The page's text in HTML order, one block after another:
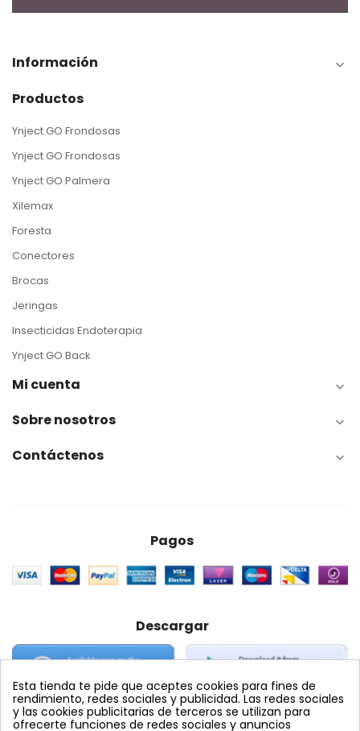
Información 
Productos
Ynject GO Frondosas
Ynject GO Frondosas
Ynject GO Palmera
Xilemax
Foresta
Conectores
Brocas
Jeringas
Insecticidas Endoterapia
Ynject GO Back
Mi cuenta 
Sobre nosotros 
Contáctenos 
Pagos
Descargar
Esta tienda te pide que aceptes cookies para fines de
rendimiento, redes sociales y publicidad. Las redes sociales
y las cookies publicitarias de terceros se utilizan para
ofrecerte funciones de redes sociales y anuncios